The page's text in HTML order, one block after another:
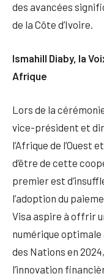
des avancées
de la Côte d’Ivoire.
Ismahill Diaby, la
Afrique
Lors de la
vice-président et
l’Afrique de l’Ouest
d’être de cette
premier est
l’adoption du
Visa aspire à offrir
numérique optimale
des Nations en
l’innovation